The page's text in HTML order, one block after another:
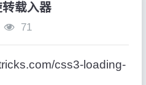
载入器
71
css3-loading-